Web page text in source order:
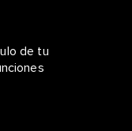
de tu